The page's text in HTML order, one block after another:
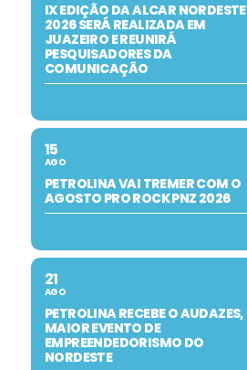
IX EDIÇÃO DA ALCAR NORDESTE
2026 SERÁ REALIZADA EM
JUAZEIRO E REUNIRÁ
PESQUISADORES DA
COMUNICAÇÃO
15
AGO
PETROLINA VAI TREMER COM O
AGOSTO PRO ROCK PNZ 2026
21
AGO
PETROLINA RECEBE O AUDAZES,
MAIOR EVENTO DE
EMPREENDEDORISMO DO
NORDESTE